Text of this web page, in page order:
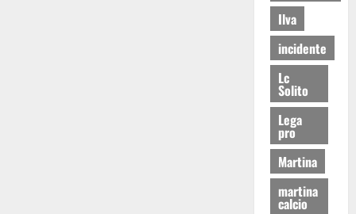
Ilva
incidente
Lc
Solito
Lega
pro
Martina
martina
calcio